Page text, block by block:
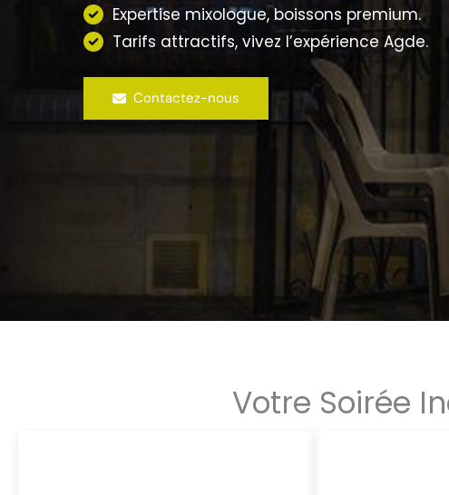
Expertise mixologue, boissons premium.
Tarifs attractifs, vivez l’expérience Agde.
Contactez-nous
Votre Soirée